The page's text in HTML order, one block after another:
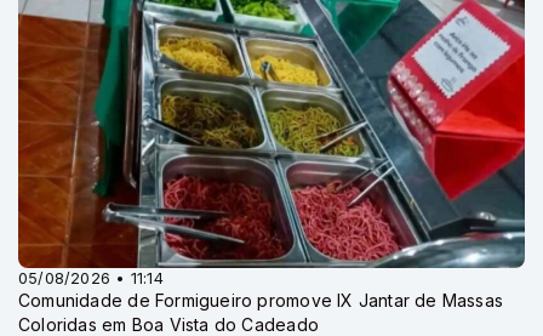
05/08/2026 • 11:14
Comunidade de Formigueiro promove IX Jantar de Massas
Coloridas em Boa Vista do Cadeado